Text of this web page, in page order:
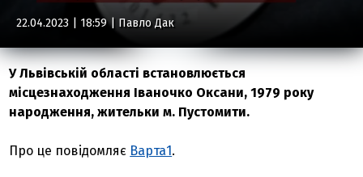
22.04.2023 | 18:59 | Павло Дак
У Львівській області встановлюється
місцезнаходження Іваночко Оксани, 1979 року
народження, жительки м. Пустомити.
Про це повідомляє Варта1.